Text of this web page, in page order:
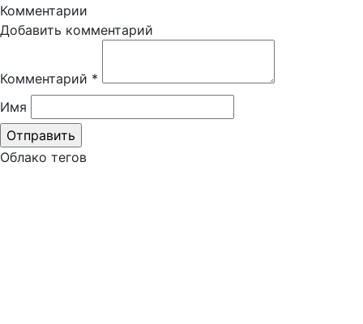
Комментарии
Добавить комментарий
Комментарий *
Имя
Облако тегов